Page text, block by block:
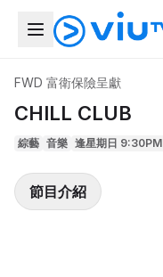
FWD 富衛保險呈獻
CHILL CLUB
綜藝 音樂 逢星期日 9:30PM
節目介紹